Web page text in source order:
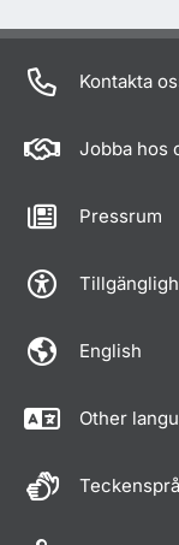
Kontakta
Jobba hos
Pressrum
English
Other